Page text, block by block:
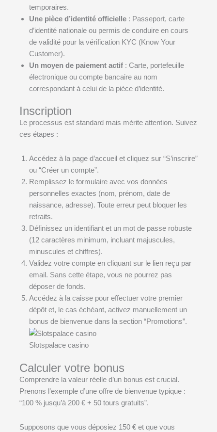
temporaires.
Une pièce d’identité officielle : Passeport, carte
d’identité nationale ou permis de conduire en cours
de validité pour la vérification KYC (Know Your
Customer).
Un moyen de paiement actif : Carte, portefeuille
électronique ou compte bancaire au nom
correspondant à celui de la pièce d’identité.
Inscription
Le processus est standard mais mérite attention. Suivez
ces étapes :
Accédez à la page d’accueil et cliquez sur “S’inscrire”
ou “Créer un compte”.
Remplissez le formulaire avec vos données
personnelles exactes (nom, prénom, date de
naissance, adresse). Toute erreur peut bloquer les
retraits.
Définissez un identifiant et un mot de passe robuste
(12 caractères minimum, incluant majuscules,
minuscules et chiffres).
Validez votre compte en cliquant sur le lien reçu par
email. Sans cette étape, vous ne pourrez pas
déposer de fonds.
Accédez à la caisse pour effectuer votre premier
dépôt et, le cas échéant, activez manuellement un
bonus de bienvenue dans la section “Promotions”.
Slotspalace casino
Calculer votre bonus
Comprendre la valeur réelle d’un bonus est crucial.
Prenons l’exemple d’une offre de bienvenue typique :
“100 % jusqu’à 200 € + 50 tours gratuits”.
Supposons que vous déposiez 150 € et que vous